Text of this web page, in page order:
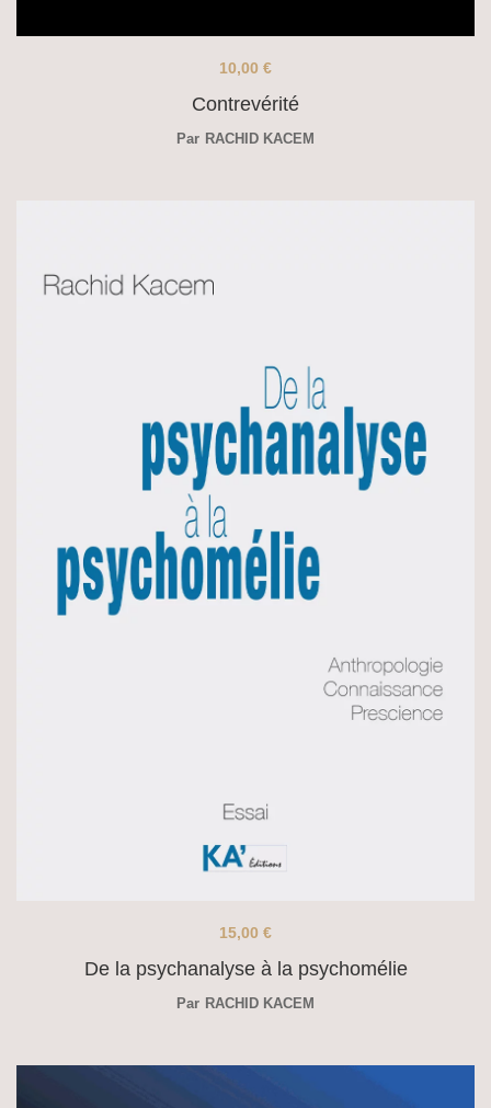
Contrevérité
10,00 €
Par RACHID KACEM
De la psychanalyse à la psychomélie
15,00 €
Par RACHID KACEM